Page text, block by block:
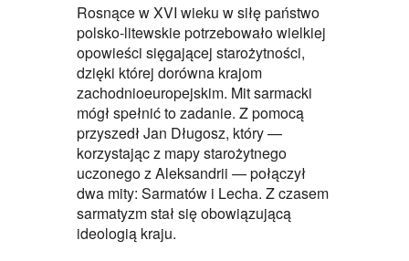
Rosnące w XVI wieku w siłę państwo
polsko-litewskie potrzebowało wielkiej
opowieści sięgającej starożytności,
dzięki której dorówna krajom
zachodnioeuropejskim. Mit sarmacki
mógł spełnić to zadanie. Z pomocą
przyszedł Jan Długosz, który —
korzystając z mapy starożytnego
uczonego z Aleksandrii — połączył
dwa mity: Sarmatów i Lecha. Z czasem
sarmatyzm stał się obowiązującą
ideologią kraju.